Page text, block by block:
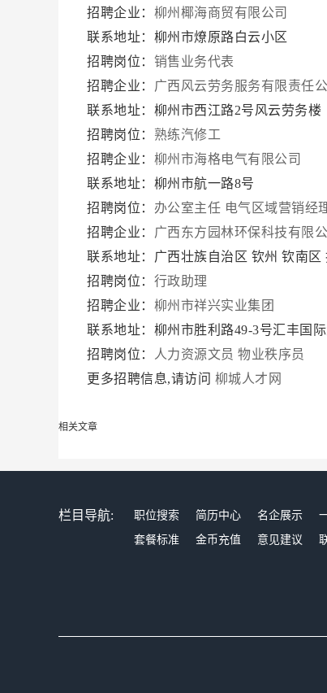
招聘企业： 柳州椰海商贸有限公司
联系地址：柳州市燎原路白云小区
招聘岗位： 销售业务代表
招聘企业： 广西风云劳务服务有限责任
联系地址：柳州市西江路2号风云劳务楼
招聘岗位： 熟练汽修工
招聘企业： 柳州市海格电气有限公司
联系地址：柳州市航一路8号
招聘岗位： 办公室主任 电气区域营销经
招聘企业： 广西东方园林环保科技有限
联系地址：广西壮族自治区 钦州 钦南区
招聘岗位： 行政助理
招聘企业： 柳州市祥兴实业集团
联系地址：柳州市胜利路49-3号汇丰国
招聘岗位：
人力资源文员 物业秩序员
更多招聘信息,请访问 柳城人才网
相关文章
栏目导航: 职位搜索 简历中心 名企展示
套餐标准
金币充值 意见建议